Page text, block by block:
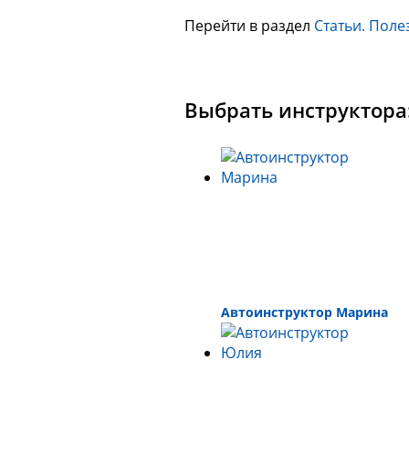
Перейти в раздел Статьи.
Выбрать
Автоинструктор Марина